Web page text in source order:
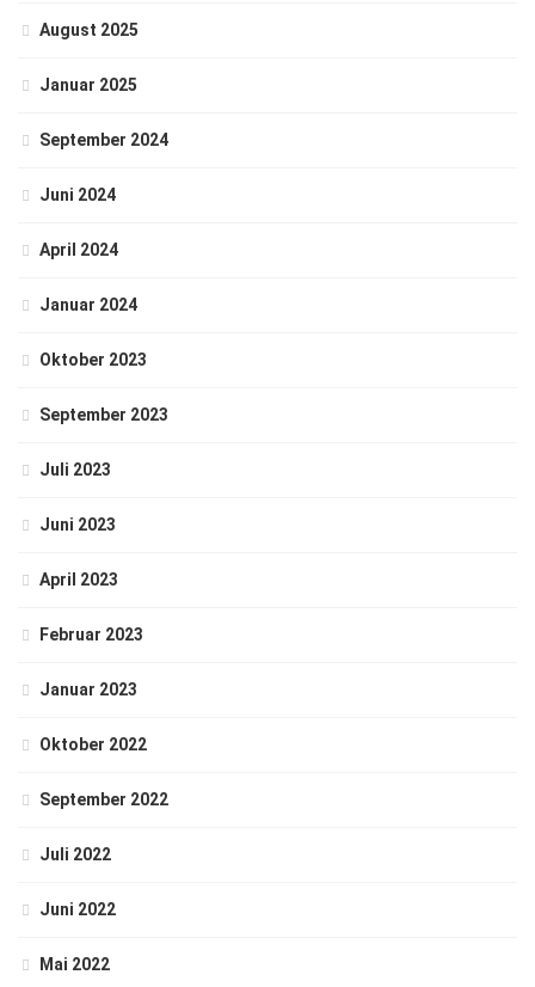
August 2025
Januar 2025
September 2024
Juni 2024
April 2024
Januar 2024
Oktober 2023
September 2023
Juli 2023
Juni 2023
April 2023
Februar 2023
Januar 2023
Oktober 2022
September 2022
Juli 2022
Juni 2022
Mai 2022